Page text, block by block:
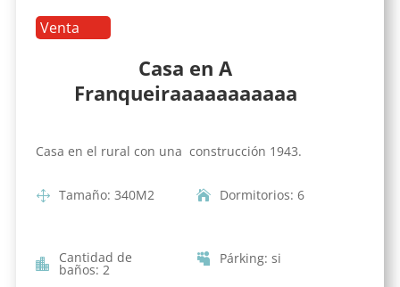
Venta
Casa en A
Franqueiraaaaaaaaaaa
Casa en el rural con una construcción 1943.
Tamaño: 340M2 Dormitorios: 6
Cantidad de
baños: 2
Párking: si